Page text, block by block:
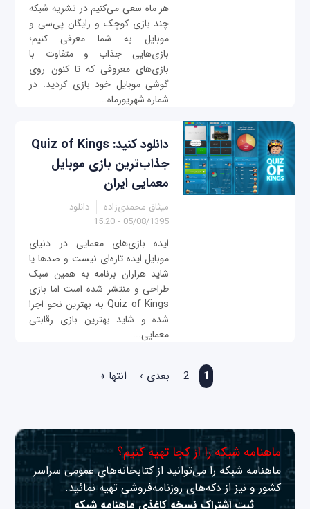
هر ماه سعی می‌کنیم در نشریه شبکه
چند بازی کوچک و رایگان پی‌سی و
موبایل به شما معرفی کنیم؛
بازی‌هایی جذاب و متفاوت با
بازی‌های معروفی که تا کنون روی
گوشی موبایل خود بازی کردید. در
شماره شهریورماه...
دانلود کنید: Quiz of Kings
جذاب‌ترین بازی موبایل
معمایی ایران
میثاق محمدی‌زاده
دانلود
05/08/1395 - 15:20
ایده بازی‌های معمایی در دنیای
موبایل ایده تازه‌ای نیست و صدها یا
شاید هزاران برنامه به همین سبک
طراحی و منتشر شده است اما بازی
Quiz of Kings به بهترین نحو اجرا
شده و شاید بهترین بازی رقابتی
معمایی...
1
2 بعدی › انتها »
ماهنامه شبکه را از کجا تهیه کنیم؟
ماهنامه شبکه را می‌توانید از کتابخانه‌های عمومی سراسر
کشور و نیز از دکه‌های روزنامه‌فروشی تهیه نمائید.
ثبت اشتراک نسخه کاغذی ماهنامه شبکه